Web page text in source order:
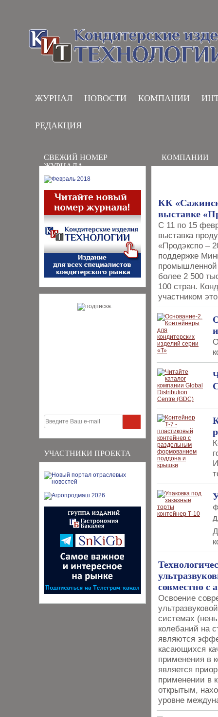
ЖУРНАЛ НОВОСТИ КОМПАНИИ
РЕДАКЦИЯ
СВЕЖИЙ НОМЕР
ЖУРНАЛА
УЧАСТНИКИ ПРОЕКТА
КОМПАНИИ
КК
выставке
С 11 по 15
выставка
«Продэкспо –
поддержке
промышленной
более 2 500
100 стран.
участником
совместно
Освоение
системах
колебаний на
являются
касающихся
применения в
является
применении в
открытым,
уровне